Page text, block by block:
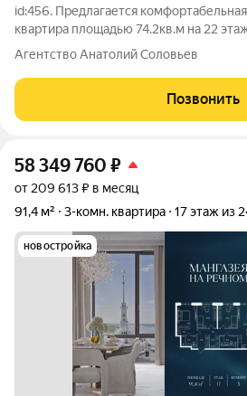
id:456. Предлагается
квартира площадью 74.2кв.м на 22
свежим ремонтом «под себя», готовая
спальни, два санузла, просторный холл.
Агентство Анатолий Соловьев
Позвонить
58 349 760 ₽
от 209 613 ₽ в месяц
91,4 м²
3-комн. квартира 17 этаж из
новостройка